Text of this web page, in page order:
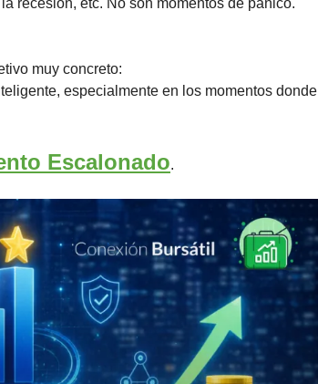
muy concreto:
especialmente en los momentos donde
Escalonado.